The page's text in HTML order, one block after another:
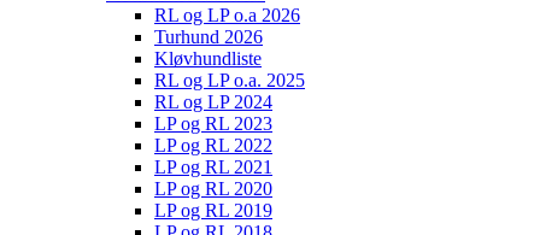
RL og LP o.a 2026
Turhund 2026
Kløvhundliste
RL og LP o.a. 2025
RL og LP 2024
LP og RL 2023
LP og RL 2022
LP og RL 2021
LP og RL 2020
LP og RL 2019